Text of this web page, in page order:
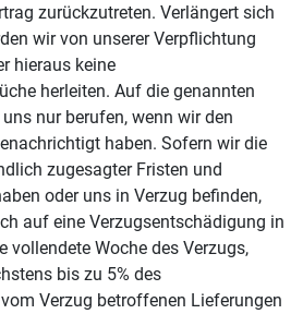
zurückzutreten. Verlängert sich
wir von unserer Verpflichtung
hieraus keine
herleiten. Auf die genannten
nur berufen, wenn wir den
haben. Sofern wir die
zugesagter Fristen und
oder uns in Verzug befinden,
auf eine Verzugsentschädigung in
vollendete Woche des Verzugs,
bis zu 5% des
Verzug betroffenen Lieferungen